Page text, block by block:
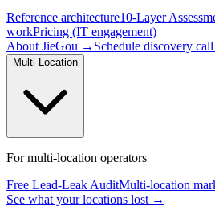
Reference architecture10-Layer
workPricing (IT engagement)
About JieGou → Schedule discovery
Multi-Location
For multi-location operators
Free Lead-Leak AuditMulti-location
See what your locations lost →